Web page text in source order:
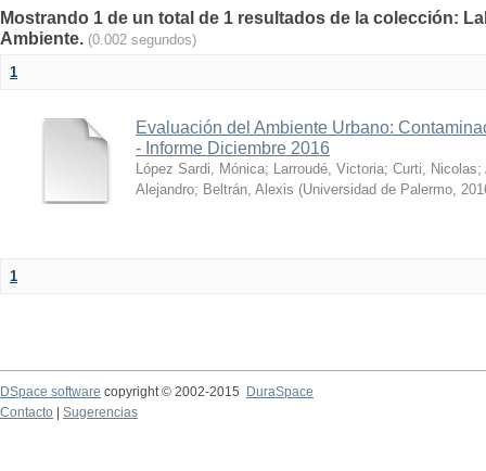
Mostrando 1 de un total de 1 resultados de la colección:
Ambiente. (0.002 segundos)
1
Evaluación del Ambiente Urbano:
- Informe Diciembre 2016
López Sardi, Mónica; Larroudé, Victoria; Curti, Nicolas;
Alejandro; Beltrán, Alexis (Universidad de Palermo,
1
DSpace software copyright © 2002-2015
DuraSpace
Contacto
Sugerencias